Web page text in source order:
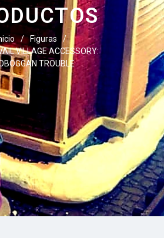
/ Figuras
/
VILLAGE ACCESSORY:
TROUBLE